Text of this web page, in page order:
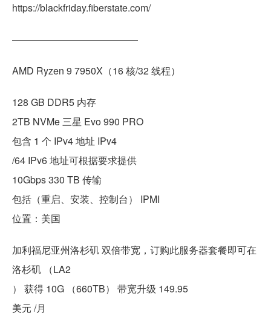
https://blackfriday.fiberstate.com/
—————————————
AMD Ryzen 9 7950X（16 核/32 线程）
128 GB DDR5 内存
2TB NVMe 三星 Evo 990 PRO
包含 1 个 IPv4 地址 IPv4
/64 IPv6 地址可根据要求提供
10Gbps 330 TB 传输
包括（重启、安装、控制台） IPMI
位置：美国
加利福尼亚州洛杉矶 双倍带宽，订购此服务器套餐即可在
洛杉矶 （LA2
） 获得 10G （660TB） 带宽升级 149.95
美元 /月